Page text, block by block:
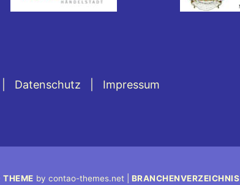
Datenschutz Impressum
THEME by contao-themes.net | BRANCHENVERZEICHNIS